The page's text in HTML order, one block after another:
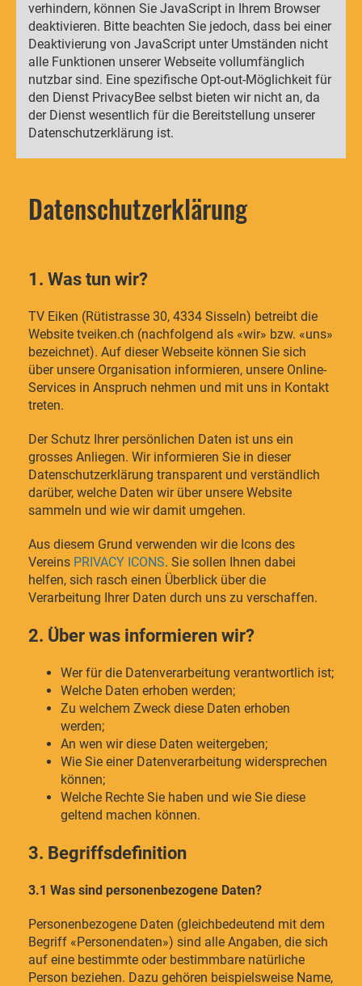
verhindern, können Sie JavaScript in Ihrem Browser
deaktivieren. Bitte beachten Sie jedoch, dass bei einer
Deaktivierung von JavaScript unter Umständen nicht
alle Funktionen unserer Webseite vollumfänglich
nutzbar sind. Eine spezifische Opt-out-Möglichkeit für
den Dienst PrivacyBee selbst bieten wir nicht an, da
der Dienst wesentlich für die Bereitstellung unserer
Datenschutzerklärung ist.
Datenschutzerklärung
1. Was tun wir?
TV Eiken (Rütistrasse 30, 4334 Sisseln) betreibt die
Website tveiken.ch (nachfolgend als «wir» bzw. «uns»
bezeichnet). Auf dieser Webseite können Sie sich
über unsere Organisation informieren, unsere Online-
Services in Anspruch nehmen und mit uns in Kontakt
treten.
Der Schutz Ihrer persönlichen Daten ist uns ein
grosses Anliegen. Wir informieren Sie in dieser
Datenschutzerklärung transparent und verständlich
darüber, welche Daten wir über unsere Website
sammeln und wie wir damit umgehen.
Aus diesem Grund verwenden wir die Icons des
Vereins PRIVACY ICONS. Sie sollen Ihnen dabei
helfen, sich rasch einen Überblick über die
Verarbeitung Ihrer Daten durch uns zu verschaffen.
2. Über was informieren wir?
Wer für die Datenverarbeitung verantwortlich ist;
Welche Daten erhoben werden;
Zu welchem Zweck diese Daten erhoben
werden;
An wen wir diese Daten weitergeben;
Wie Sie einer Datenverarbeitung widersprechen
können;
Welche Rechte Sie haben und wie Sie diese
geltend machen können.
3. Begriffsdefinition
3.1 Was sind personenbezogene Daten?
Personenbezogene Daten (gleichbedeutend mit dem
Begriff «Personendaten») sind alle Angaben, die sich
auf eine bestimmte oder bestimmbare natürliche
Person beziehen. Dazu gehören beispielsweise Name,